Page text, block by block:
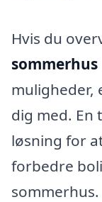
Hvis du
muligheder,
dig med. En
løsning for
forbedre